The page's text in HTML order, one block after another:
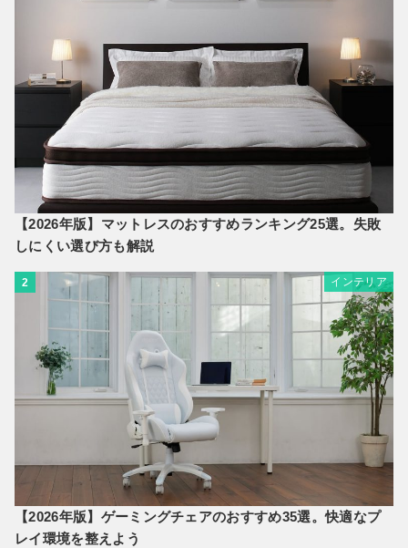
【2026年版】マットレスのおすすめランキング25選。失敗
しにくい選び方も解説
2 インテリア
【2026年版】ゲーミングチェアのおすすめ35選。快適なプ
レイ環境を整えよう